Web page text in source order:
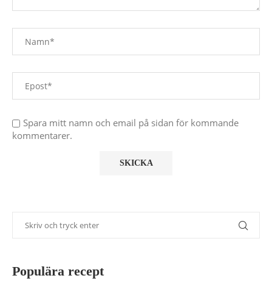
Spara mitt namn och email på sidan för kommande
kommentarer.
Populära recept